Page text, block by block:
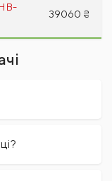
39060 ₴